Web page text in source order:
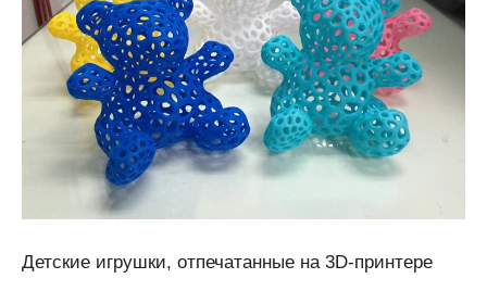
Детские игрушки, отпечатанные на 3D-принтере